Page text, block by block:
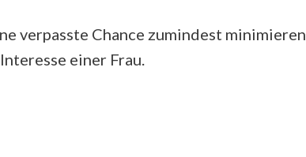
verpasste Chance zumindest minimieren
einer Frau.